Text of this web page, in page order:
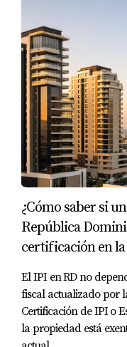
Licencias y
desarrollador
locales y posea
Transparencia:
proporcionar
plazos y
proyecto.
Casos
Para ilustrar cómo
preconstrucción
casos prácticos:
Caso 1:Juan
desarrollo
precio
actual del
completó, Juan
ganancia
Caso 2:
¿Cómo saber si
República
certificación en la
El IPI en RD no
fiscal actualizado por
Certificación de IPI o
la propiedad está